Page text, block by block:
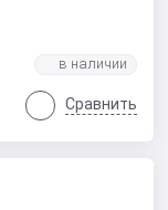
Сравнить